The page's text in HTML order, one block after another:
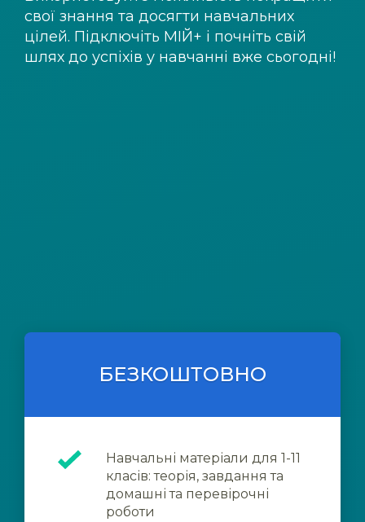
свої знання та досягти навчальних
цілей. Підключіть МІЙ+ і почніть свій
шлях до успіхів у навчанні вже сьогодні!
БЕЗКОШТОВНО
Навчальні матеріали для 1-11
класів: теорія, завдання та
домашні та перевірочні
роботи